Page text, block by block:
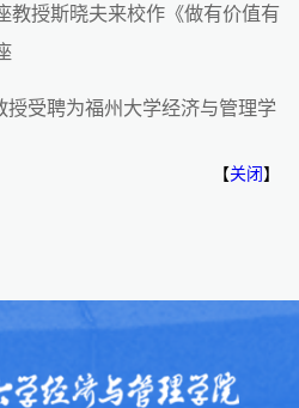
教授斯晓夫来校作《做有价值有
授受聘为福州大学经济与管理学
【关闭】